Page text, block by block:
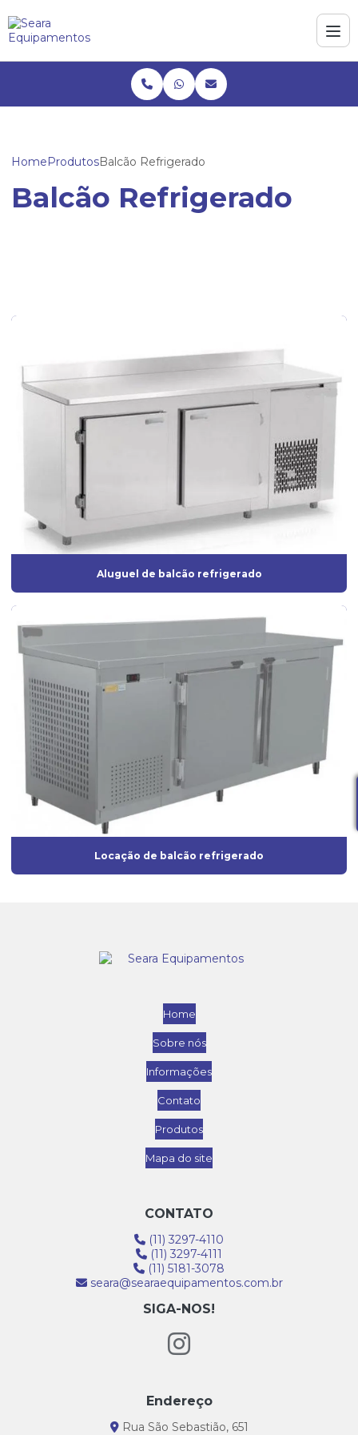
HomeProdutosBalcão Refrigerado
Balcão Refrigerado
Aluguel de balcão refrigerado
Locação de balcão refrigerado
Home
Sobre nós
Informações
Contato
Produtos
Mapa do site
CONTATO
(11) 3297-4110
(11) 3297-4111
(11) 5181-3078
seara@searaequipamentos.com.br
SIGA-NOS!
Endereço
Rua São Sebastião, 651